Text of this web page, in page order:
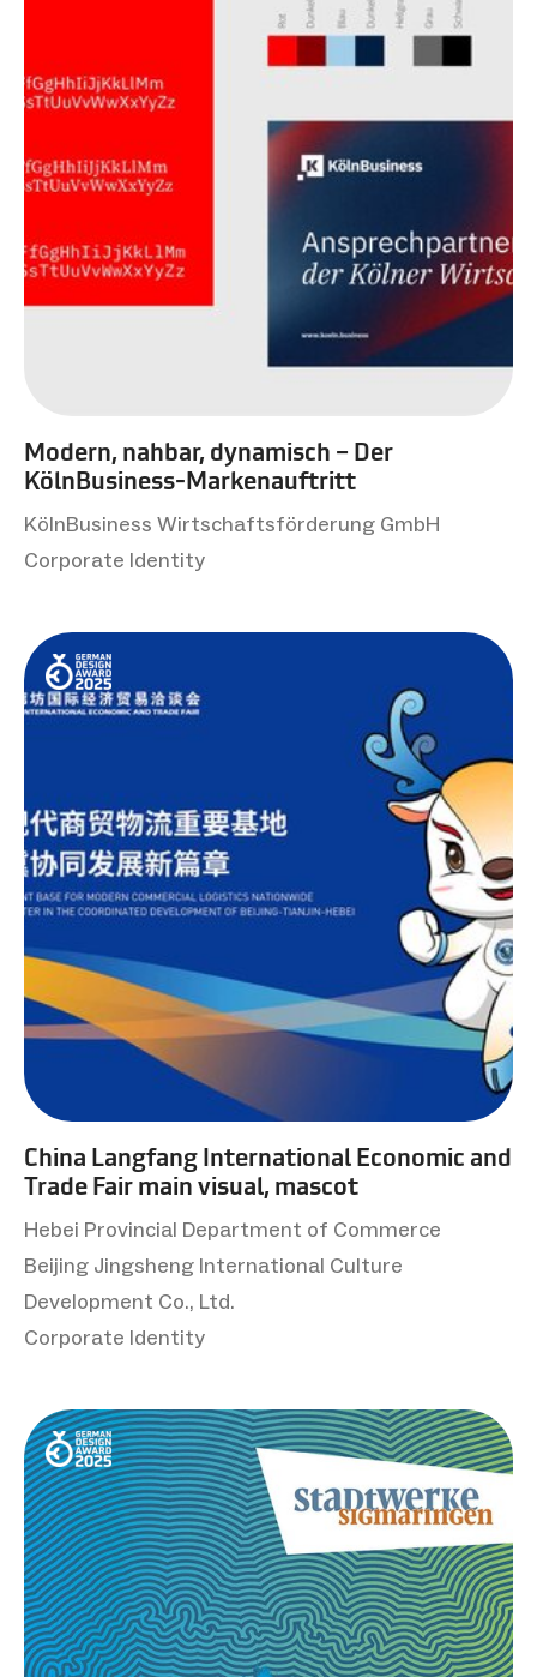
Modern, nahbar, dynamisch – Der
KölnBusiness-Markenauftritt
KölnBusiness Wirtschaftsförderung GmbH
Corporate Identity
China Langfang International Economic and
Trade Fair main visual, mascot
Hebei Provincial Department of Commerce
Beijing Jingsheng International Culture
Development Co., Ltd.
Corporate Identity